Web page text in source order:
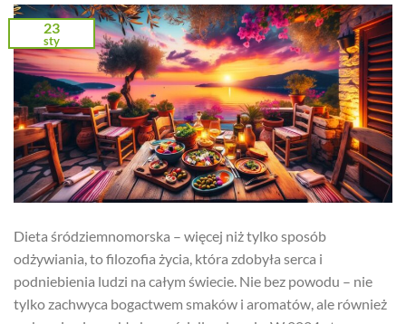
23
sty
Dieta śródziemnomorska – więcej niż tylko sposób
odżywiania, to filozofia życia, która zdobyła serca i
podniebienia ludzi na całym świecie. Nie bez powodu – nie
tylko zachwyca bogactwem smaków i aromatów, ale również